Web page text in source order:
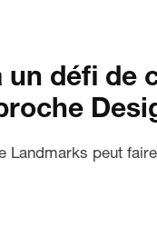
un défi de
Landmarks peut